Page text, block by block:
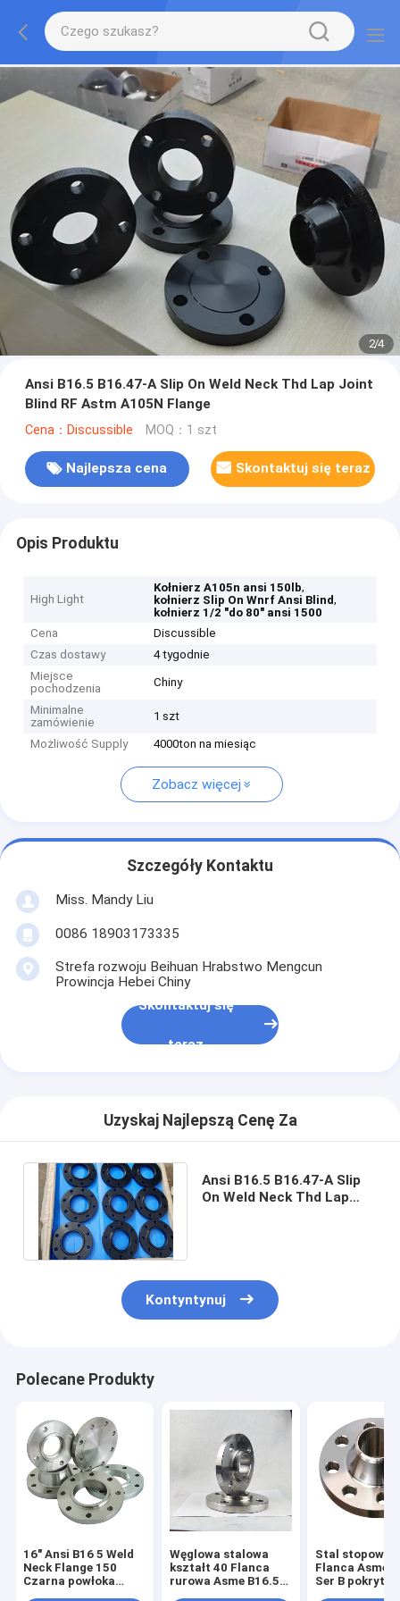
2/4
Ansi B16.5 B16.47-A Slip On Weld Neck Thd Lap Joint
Blind RF Astm A105N Flange
Cena：Discussible MOQ：1 szt
Najlepsza cena Skontaktuj się teraz
Opis Produktu
High Light
Kołnierz A105n ansi 150lb,
kołnierz Slip On Wnrf Ansi Blind,
kołnierz 1/2 "do 80" ansi 1500
Cena
Discussible
Czas dostawy
4 tygodnie
Miejsce
pochodzenia
Chiny
Minimalne
zamówienie
1 szt
Możliwość Supply 4000ton na miesiąc
Zobacz więcej
Szczegóły Kontaktu
Miss. Mandy Liu
0086 18903173335
Strefa rozwoju Beihuan Hrabstwo Mengcun
Prowincja Hebei Chiny
Skontaktuj się
teraz
Uzyskaj Najlepszą Cenę Za
Ansi B16.5 B16.47-A Slip
On Weld Neck Thd Lap
Kontyntynuj
Polecane Produkty
16" Ansi B16 5 Weld
Neck Flange 150
Czarna powłoka
Węglowa stalowa
kształt 40 Flanca
rurowa Asme B16.5
Stal stopowa
Flanca Asme
Ser B pokryta